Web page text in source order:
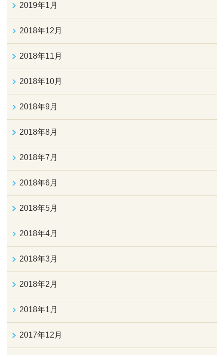
2019年1月
2018年12月
2018年11月
2018年10月
2018年9月
2018年8月
2018年7月
2018年6月
2018年5月
2018年4月
2018年3月
2018年2月
2018年1月
2017年12月